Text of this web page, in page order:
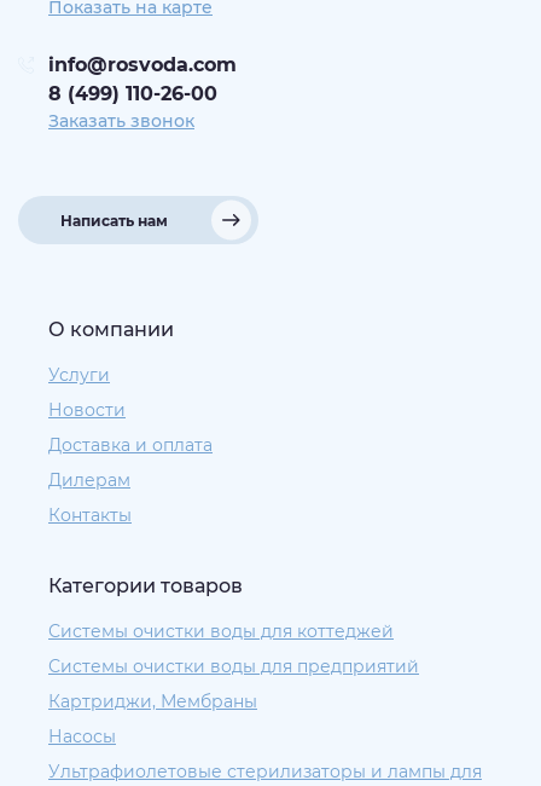
Показать на карте
info@rosvoda.com
8 (499) 110-26-00
Заказать звонок
Написать нам
О компании
Услуги
Новости
Доставка и оплата
Дилерам
Контакты
Категории товаров
Системы очистки воды для коттеджей
Системы очистки воды для предприятий
Картриджи, Мембраны
Насосы
Ультрафиолетовые стерилизаторы и лампы для